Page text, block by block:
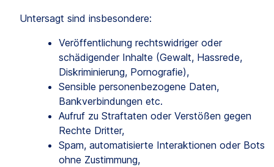
Untersagt sind insbesondere:
Veröffentlichung rechtswidriger oder
schädigender Inhalte (Gewalt, Hassrede,
Diskriminierung, Pornografie),
Sensible personenbezogene Daten,
Bankverbindungen etc.
Aufruf zu Straftaten oder Verstößen gegen
Rechte Dritter,
Spam, automatisierte Interaktionen oder Bots
ohne Zustimmung,